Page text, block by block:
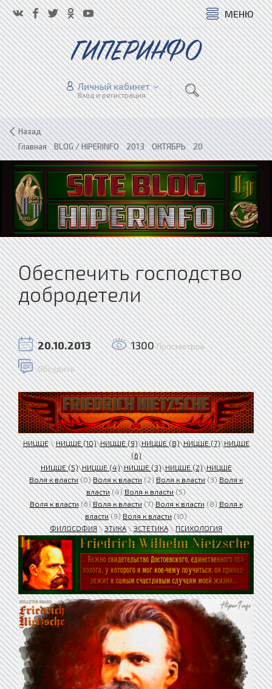
МЕНЮ
ГИПЕРИНФО
Личный кабинет
Вход и регистрация
Назад
Главная»BLOG / HIPERINFO»2013»ОКТЯБРЬ»20
Обеспечить господство
добродетели
20.10.2013 1300 Просмотров
Обсудить
НИЦШЕ\НИЦШЕ (10)\НИЦШЕ (9)\НИЦШЕ (8)\НИЦШЕ (7)\НИЦШЕ
(6)
НИЦШЕ (5)\НИЦШЕ (4)\НИЦШЕ (3)\НИЦШЕ (2)\НИЦШЕ
Воля к власти(0)Воля к власти(2)Воля к власти(3)Воля к
власти(4)Воля к власти(5)
Воля к власти(6)Воля к власти(7)Воля к власти(8)Воля к
власти(9)Воля к власти(10)
ФИЛОСОФИЯ\ЭТИКА\ЭСТЕТИКА\ПСИХОЛОГИЯ